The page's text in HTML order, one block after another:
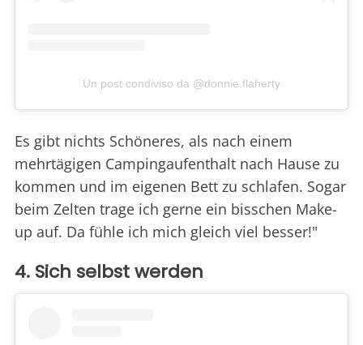
Un post condiviso da @donnie.flaherty
Es gibt nichts Schöneres, als nach einem
mehrtägigen Campingaufenthalt nach Hause zu
kommen und im eigenen Bett zu schlafen. Sogar
beim Zelten trage ich gerne ein bisschen Make-
up auf. Da fühle ich mich gleich viel besser!"
4. Sich selbst werden